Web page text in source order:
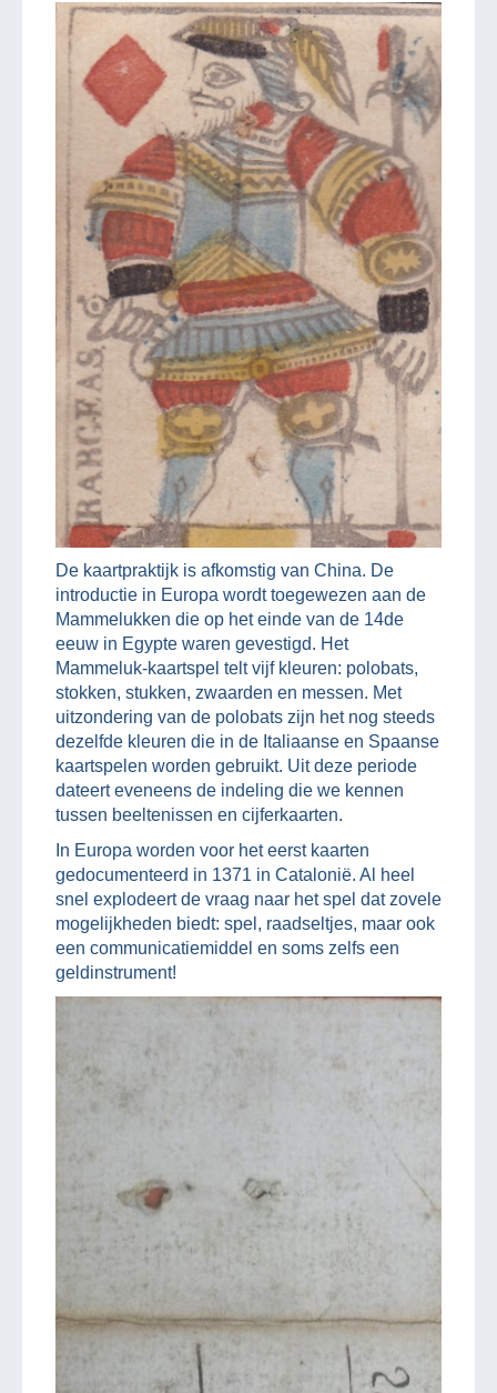
De kaartpraktijk is afkomstig van China. De
introductie in Europa wordt toegewezen aan de
Mammelukken die op het einde van de 14de
eeuw in Egypte waren gevestigd. Het
Mammeluk-kaartspel telt vijf kleuren: polobats,
stokken, stukken, zwaarden en messen. Met
uitzondering van de polobats zijn het nog steeds
dezelfde kleuren die in de Italiaanse en Spaanse
kaartspelen worden gebruikt. Uit deze periode
dateert eveneens de indeling die we kennen
tussen beeltenissen en cijferkaarten.
In Europa worden voor het eerst kaarten
gedocumenteerd in 1371 in Catalonië. Al heel
snel explodeert de vraag naar het spel dat zovele
mogelijkheden biedt: spel, raadseltjes, maar ook
een communicatiemiddel en soms zelfs een
geldinstrument!